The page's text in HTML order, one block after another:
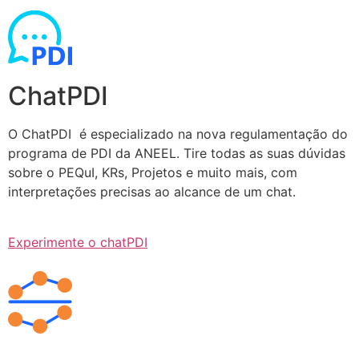
ChatPDI
O ChatPDI é especializado na nova regulamentação do
programa de PDI da ANEEL. Tire todas as suas dúvidas
sobre o PEQuI, KRs, Projetos e muito mais, com
interpretações precisas ao alcance de um chat.
Experimente o chatPDI